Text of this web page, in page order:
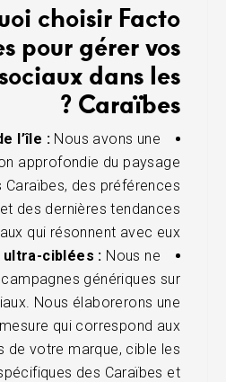
choisir Facto
pour gérer vos
dans les
Caraïbes ?
l’île :Nous avons une
approfondie du paysage
Caraïbes, des préférences
des dernières tendances
qui résonnent avec eux.
ciblées : Nous ne
génériques sur
Nous élaborerons une
qui correspond aux
de votre marque, cible les
des Caraïbes et